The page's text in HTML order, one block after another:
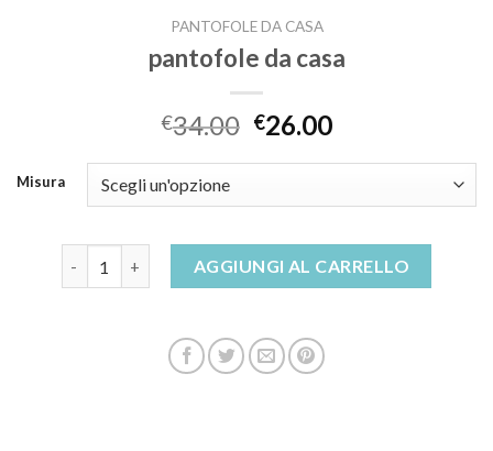
PANTOFOLE DA CASA
pantofole da casa
€34.00 €26.00
Misura
AGGIUNGI AL CARRELLO